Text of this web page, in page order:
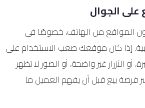
الجوال
المواقع من الهاتف، خصوصًا في
إذا كان موقعك صعب الاستخدام على
الأزرار غير واضحة، أو الصور لا تظهر
بيع قبل أن يفهم العميل ما